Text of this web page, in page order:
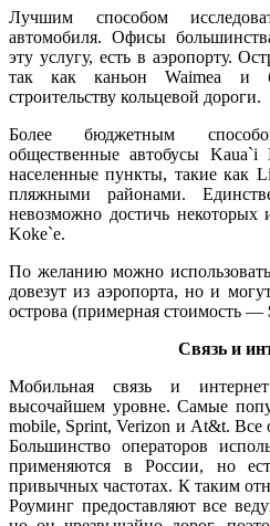
Лучшим способом
автомобиля. Офисы
эту услугу, есть в аэропорту.
так как каньон Waimea и
строительству кольцевой дороги.
Более бюджетным
общественные автобусы
населенные пункты, такие как
пляжными районами.
невозможно достичь некоторых
Koke`e.
По желанию можно
довезут из аэропорта, но и
острова (примерная стоимость —
Связь и
Мобильная связь и
высочайшем уровне. Самые
mobile, Sprint, Verizon и At&t. Все
Большинство операторов
применяются в России, но
привычных частотах. К таким
Роуминг предоставляют все